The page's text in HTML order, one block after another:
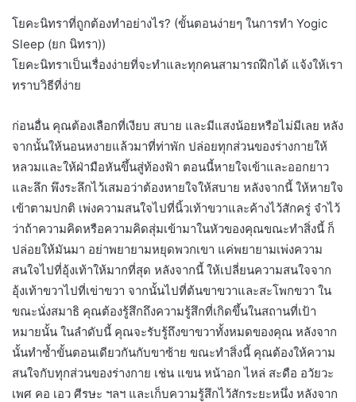
โยคะนิทราที่ถูกต้องทำอย่างไร? (ขั้นตอนง่ายๆ ในการทำ Yogic
Sleep (ยก นิทรา))
โยคะนิทราเป็นเรื่องง่ายที่จะทำและทุกคนสามารถฝึกได้ แจ้งให้เรา
ทราบวิธีที่ง่าย
ก่อนอื่น คุณต้องเลือกที่เงียบ สบาย และมีแสงน้อยหรือไม่มีเลย หลัง
จากนั้นให้นอนหงายแล้วมาที่ท่าพัก ปล่อยทุกส่วนของร่างกายให้
หลวมและให้ฝ่ามือหันขึ้นสู่ท้องฟ้า ตอนนี้หายใจเข้าและออกยาว
และลึก พึงระลึกไว้เสมอว่าต้องหายใจให้สบาย หลังจากนี้ ให้หายใจ
เข้าตามปกติ เพ่งความสนใจไปที่นิ้วเท้าขวาและค้างไว้สักครู่ จำไว้
ว่าถ้าความคิดหรือความคิดสุ่มเข้ามาในหัวของคุณขณะทำสิ่งนี้ ก็
ปล่อยให้มันมา อย่าพยายามหยุดพวกเขา แค่พยายามเพ่งความ
สนใจไปที่อุ้งเท้าให้มากที่สุด หลังจากนี้ ให้เปลี่ยนความสนใจจาก
อุ้งเท้าขวาไปที่เข่าขวา จากนั้นไปที่ต้นขาขวาและสะโพกขวา ใน
ขณะนั่งสมาธิ คุณต้องรู้สึกถึงความรู้สึกที่เกิดขึ้นในสถานที่เป้า
หมายนั้น ในลำดับนี้ คุณจะรับรู้ถึงขาขวาทั้งหมดของคุณ หลังจาก
นั้นทำซ้ำขั้นตอนเดียวกันกับขาซ้าย ขณะทำสิ่งนี้ คุณต้องให้ความ
สนใจกับทุกส่วนของร่างกาย เช่น แขน หน้าอก ไหล่ สะดือ อวัยวะ
เพศ คอ เอว ศีรษะ ฯลฯ และเก็บความรู้สึกไว้สักระยะหนึ่ง หลังจาก